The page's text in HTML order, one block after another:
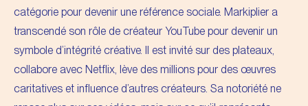
catégorie pour devenir une référence sociale. Markiplier a
transcendé son rôle de créateur YouTube pour devenir un
symbole d’intégrité créative. Il est invité sur des plateaux,
collabore avec Netflix, lève des millions pour des œuvres
caritatives et influence d’autres créateurs. Sa notoriété ne